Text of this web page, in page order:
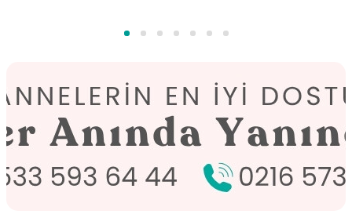
gereken temel kontroller ve